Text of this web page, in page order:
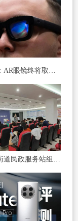
扎克伯格：AR眼镜终将取代智能手机 成为主流工具
蚌埠解放街道民政服务站组织开展 “玩转手机”智能手机应用讲座